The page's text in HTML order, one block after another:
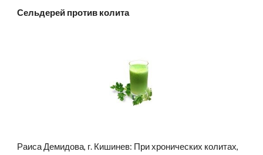
Сельдерей против колита
Раиса Демидова, г. Кишинев: При хронических колитах,